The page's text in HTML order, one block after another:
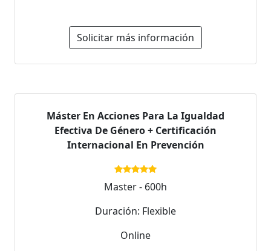
Solicitar más información
Máster En Acciones Para La Igualdad
Efectiva De Género + Certificación
Internacional En Prevención
Master - 600h
Duración: Flexible
Online